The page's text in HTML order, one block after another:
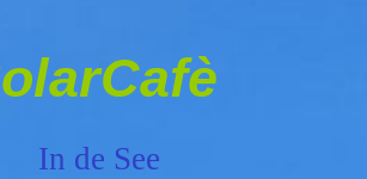
In de See